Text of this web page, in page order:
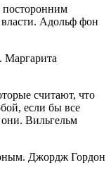
Адольф фон
считают, что
если бы все
Вильгельм
Джордж Гордон